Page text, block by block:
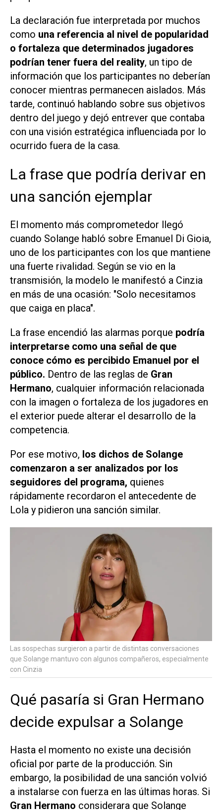
La declaración fue interpretada por muchos
como una referencia al nivel de popularidad
o fortaleza que determinados jugadores
podrían tener fuera del reality, un tipo de
información que los participantes no deberían
conocer mientras permanecen aislados. Más
tarde, continuó hablando sobre sus objetivos
dentro del juego y dejó entrever que contaba
con una visión estratégica influenciada por lo
ocurrido fuera de la casa.
La frase que podría derivar en
una sanción ejemplar
El momento más comprometedor llegó
cuando Solange habló sobre Emanuel Di Gioia,
uno de los participantes con los que mantiene
una fuerte rivalidad. Según se vio en la
transmisión, la modelo le manifestó a Cinzia
en más de una ocasión: "Solo necesitamos
que caiga en placa".
La frase encendió las alarmas porque podría
interpretarse como una señal de que
conoce cómo es percibido Emanuel por el
público. Dentro de las reglas de Gran
Hermano, cualquier información relacionada
con la imagen o fortaleza de los jugadores en
el exterior puede alterar el desarrollo de la
competencia.
Por ese motivo, los dichos de Solange
comenzaron a ser analizados por los
seguidores del programa, quienes
rápidamente recordaron el antecedente de
Lola y pidieron una sanción similar.
Las sospechas surgieron a partir de distintas conversaciones
que Solange mantuvo con algunos compañeros, especialmente
con Cinzia
Qué pasaría si Gran Hermano
decide expulsar a Solange
Hasta el momento no existe una decisión
oficial por parte de la producción. Sin
embargo, la posibilidad de una sanción volvió
a instalarse con fuerza en las últimas horas. Si
Gran Hermano considerara que Solange